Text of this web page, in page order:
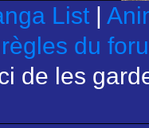
List |
règles du
de les